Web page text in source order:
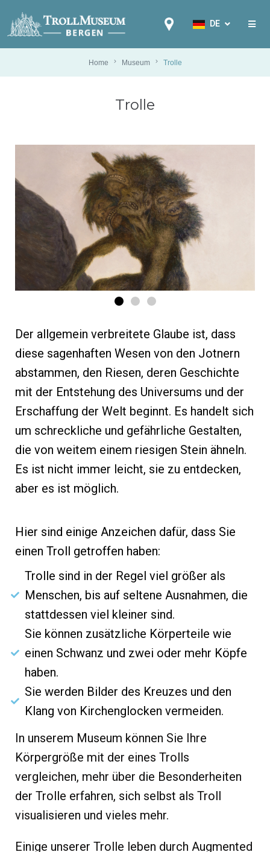
DE
Home Museum Trolle
Trolle
Der allgemein verbreitete Glaube ist, dass
diese sagenhaften Wesen von den Jotnern
abstammen, den Riesen, deren Geschichte
mit der Entstehung des Universums und der
Erschaffung der Welt beginnt. Es handelt sich
um schreckliche und gefährliche Gestalten,
die von weitem einem riesigen Stein ähneln.
Es ist nicht immer leicht, sie zu entdecken,
aber es ist möglich.
Hier sind einige Anzeichen dafür, dass Sie
einen Troll getroffen haben:
Trolle sind in der Regel viel größer als
Menschen, bis auf seltene Ausnahmen, die
stattdessen viel kleiner sind.
Sie können zusätzliche Körperteile wie
einen Schwanz und zwei oder mehr Köpfe
haben.
Sie werden Bilder des Kreuzes und den
Klang von Kirchenglocken vermeiden.
In unserem Museum können Sie Ihre
Körpergröße mit der eines Trolls
vergleichen, mehr über die Besonderheiten
der Trolle erfahren, sich selbst als Troll
visualisieren und vieles mehr.
Einige unserer Trolle leben durch Augmented